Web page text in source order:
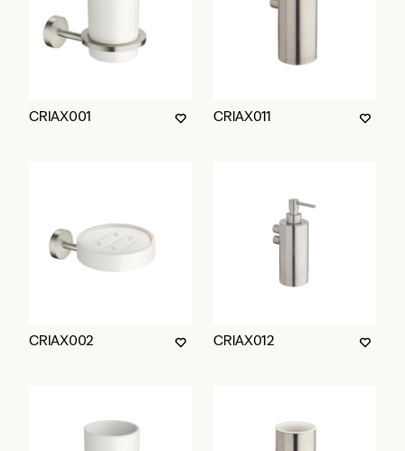
CRIAX001 CRIAX011
CRIAX002 CRIAX012